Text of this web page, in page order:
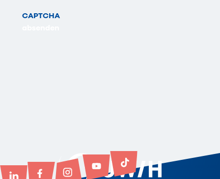
CAPTCHA